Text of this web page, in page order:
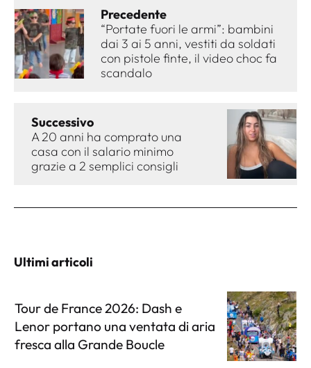
Precedente
“Portate fuori le armi”: bambini
dai 3 ai 5 anni, vestiti da soldati
con pistole finte, il video choc fa
scandalo
Successivo
A 20 anni ha comprato una
casa con il salario minimo
grazie a 2 semplici consigli
Ultimi articoli
Tour de France 2026: Dash e
Lenor portano una ventata di aria
fresca alla Grande Boucle